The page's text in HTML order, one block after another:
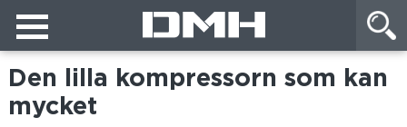
Den lilla kompressorn som kan
mycket